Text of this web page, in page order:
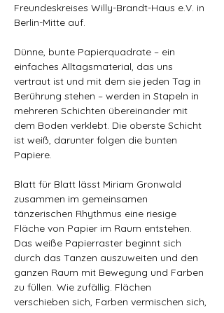
Freundeskreises Willy-Brandt-Haus e.V. in
Berlin-Mitte auf.
Dünne, bunte Papierquadrate – ein
einfaches Alltagsmaterial, das uns
vertraut ist und mit dem sie jeden Tag in
Berührung stehen – werden in Stapeln in
mehreren Schichten übereinander mit
dem Boden verklebt. Die oberste Schicht
ist weiß, darunter folgen die bunten
Papiere.
Blatt für Blatt lässt Miriam Gronwald
zusammen im gemeinsamen
tänzerischen Rhythmus eine riesige
Fläche von Papier im Raum entstehen.
Das weiße Papierraster beginnt sich
durch das Tanzen auszuweiten und den
ganzen Raum mit Bewegung und Farben
zu füllen. Wie zufällig. Flächen
verschieben sich, Farben vermischen sich,